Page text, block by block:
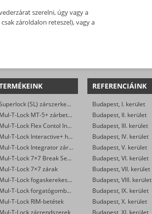
szerelni, úgy vagy a
zároldalon reteszel), vagy a
Superlock (SL) zárszerkezet
Mul-T-Lock MT-5+ zárbetétek
Mul-T-Lock Flex Contol Interactive+ zárbetétek
Mul-T-Lock Interactive+ hengerzár-betétek
Mul-T-Lock Integrator zárbetétek
Mul-T-Lock 7×7 Break Secure hengerzárbetétek
Mul-T-Lock 7×7 zárak
Mul-T-Lock fogaskerekes zárbetétek
Mul-T-Lock forgatógombos zárbetétek
Mul-T-Lock RIM-betétek
REFERENCIÁINK
Budapest, I. kerület
Budapest, II. kerület
Budapest, III. kerület
Budapest, IV. kerület
Budapest, V. kerület
Budapest, VI. kerület
Budapest, VII. kerület
Budapest, VIII. kerület
Budapest, IX. kerület
Budapest, X. kerület